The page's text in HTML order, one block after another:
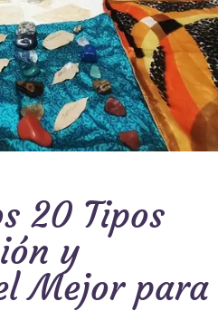
20 Tipos
y
Mejor para